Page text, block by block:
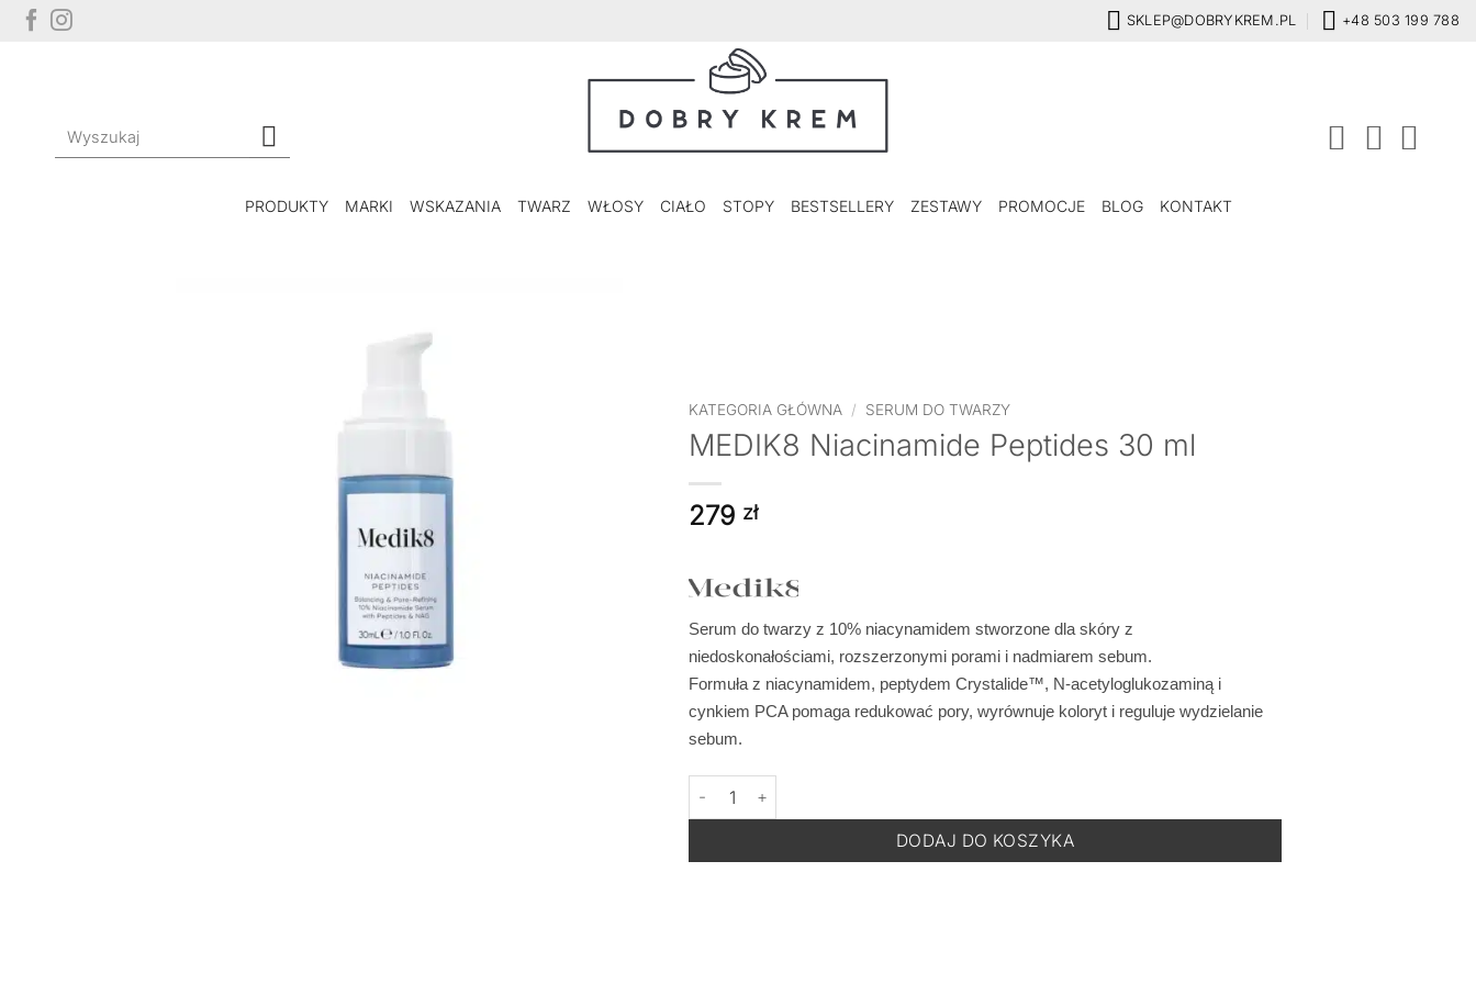
Przewiń
SKLEP@DOBRYKREM.PL +48 503 199 788
Szukaj:
PRODUKTY MARKI WSKAZANIA TWARZ WŁOSY CIAŁO STOPY BESTSELLERY ZESTAWY PROMOCJE BLOG KONTAKT
KATEGORIA GŁÓWNA / SERUM DO TWARZY
MEDIK8 Niacinamide Peptides 30 ml
279 zł
Serum do twarzy z 10% niacynamidem stworzone dla skóry z
niedoskonałościami, rozszerzonymi porami i nadmiarem sebum.
Formuła z niacynamidem, peptydem Crystalide™, N-acetyloglukozaminą i
cynkiem PCA pomaga redukować pory, wyrównuje koloryt i reguluje wydzielanie
sebum.
ilość MEDIK8 Niacinamide Peptides 30 ml
DODAJ DO KOSZYKA